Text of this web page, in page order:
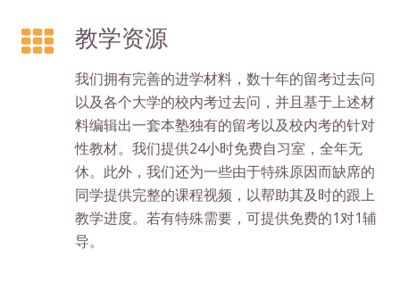
教学资源
我们拥有完善的进学材料，数十年的留考过去问
以及各个大学的校内考过去问，并且基于上述材
料编辑出一套本塾独有的留考以及校内考的针对
性教材。我们提供24小时免费自习室，全年无
休。此外，我们还为一些由于特殊原因而缺席的
同学提供完整的课程视频，以帮助其及时的跟上
教学进度。若有特殊需要，可提供免费的1对1辅
导。